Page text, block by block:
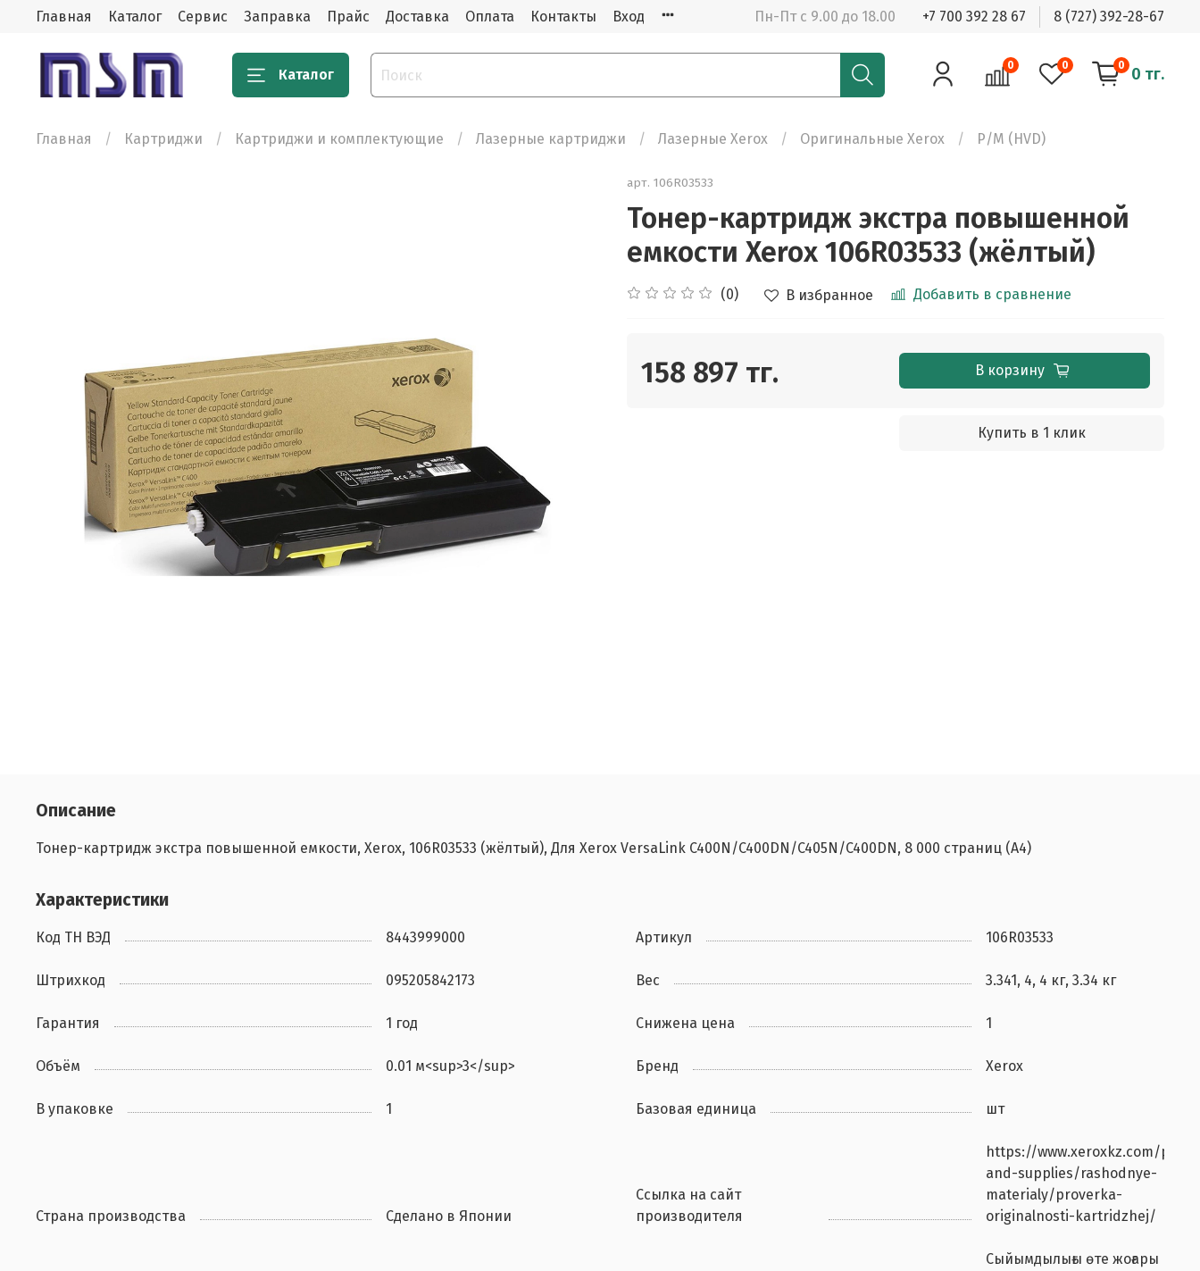
Главная Каталог Сервис Заправка Прайс Доставка Оплата Контакты Вход Пн-Пт с 9.00 до 18.00 +7 700 392 28 67 8 (727) 392-28-67
Каталог
0 0 0 0 тг.
Главная Картриджи Картриджи и комплектующие Лазерные картриджи Лазерные Xerox Оригинальные Xerox Р/М (HVD)
арт. 106R03533
Тонер-картридж экстра повышенной
емкости Xerox 106R03533 (жёлтый)
(0) В избранное Добавить в сравнение
158 897 тг. В корзину
Купить в 1 клик
Описание
Тонер-картридж экстра повышенной емкости, Xerox, 106R03533 (жёлтый), Для Xerox VersaLink C400N/C400DN/C405N/C400DN, 8 000 страниц (А4)
Характеристики
Код ТН ВЭД 8443999000 Артикул 106R03533
Штрихкод 095205842173 Вес 3.341, 4, 4 кг, 3.34 кг
Гарантия 1 год Снижена цена 1
Объём 0.01 м<sup>3</sup> Бренд Xerox
В упаковке 1 Базовая единица шт
Страна производства Сделано в Японии
Ссылка на сайт
производителя
https://www.xeroxkz.com/
and-supplies/rashodnye-
materialy/proverka-
originalnosti-kartridzhej/
Сыйымдылығы өте жоғары